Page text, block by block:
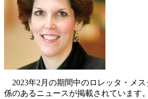
2023年2月の期間中のロレッタ・メス
係のあるニュースが掲載されています。